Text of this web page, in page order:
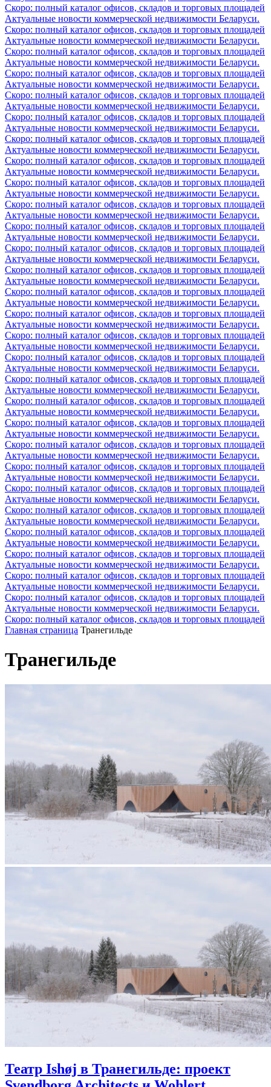
Скоро: полный каталог офисов, складов и торговых площадей
Актуальные новости коммерческой недвижимости Беларуси.
Скоро: полный каталог офисов, складов и торговых площадей
Актуальные новости коммерческой недвижимости Беларуси.
Скоро: полный каталог офисов, складов и торговых площадей
Актуальные новости коммерческой недвижимости Беларуси.
Скоро: полный каталог офисов, складов и торговых площадей
Актуальные новости коммерческой недвижимости Беларуси.
Скоро: полный каталог офисов, складов и торговых площадей
Актуальные новости коммерческой недвижимости Беларуси.
Скоро: полный каталог офисов, складов и торговых площадей
Актуальные новости коммерческой недвижимости Беларуси.
Скоро: полный каталог офисов, складов и торговых площадей
Актуальные новости коммерческой недвижимости Беларуси.
Скоро: полный каталог офисов, складов и торговых площадей
Актуальные новости коммерческой недвижимости Беларуси.
Скоро: полный каталог офисов, складов и торговых площадей
Актуальные новости коммерческой недвижимости Беларуси.
Скоро: полный каталог офисов, складов и торговых площадей
Актуальные новости коммерческой недвижимости Беларуси.
Скоро: полный каталог офисов, складов и торговых площадей
Актуальные новости коммерческой недвижимости Беларуси.
Скоро: полный каталог офисов, складов и торговых площадей
Актуальные новости коммерческой недвижимости Беларуси.
Скоро: полный каталог офисов, складов и торговых площадей
Актуальные новости коммерческой недвижимости Беларуси.
Скоро: полный каталог офисов, складов и торговых площадей
Актуальные новости коммерческой недвижимости Беларуси.
Скоро: полный каталог офисов, складов и торговых площадей
Актуальные новости коммерческой недвижимости Беларуси.
Скоро: полный каталог офисов, складов и торговых площадей
Актуальные новости коммерческой недвижимости Беларуси.
Скоро: полный каталог офисов, складов и торговых площадей
Актуальные новости коммерческой недвижимости Беларуси.
Скоро: полный каталог офисов, складов и торговых площадей
Актуальные новости коммерческой недвижимости Беларуси.
Скоро: полный каталог офисов, складов и торговых площадей
Актуальные новости коммерческой недвижимости Беларуси.
Скоро: полный каталог офисов, складов и торговых площадей
Актуальные новости коммерческой недвижимости Беларуси.
Скоро: полный каталог офисов, складов и торговых площадей
Актуальные новости коммерческой недвижимости Беларуси.
Скоро: полный каталог офисов, складов и торговых площадей
Актуальные новости коммерческой недвижимости Беларуси.
Скоро: полный каталог офисов, складов и торговых площадей
Актуальные новости коммерческой недвижимости Беларуси.
Скоро: полный каталог офисов, складов и торговых площадей
Актуальные новости коммерческой недвижимости Беларуси.
Скоро: полный каталог офисов, складов и торговых площадей
Актуальные новости коммерческой недвижимости Беларуси.
Скоро: полный каталог офисов, складов и торговых площадей
Актуальные новости коммерческой недвижимости Беларуси.
Скоро: полный каталог офисов, складов и торговых площадей
Актуальные новости коммерческой недвижимости Беларуси.
Скоро: полный каталог офисов, складов и торговых площадей
Актуальные новости коммерческой недвижимости Беларуси.
Скоро: полный каталог офисов, складов и торговых площадей
Главная страница Транегильде
Транегильде
Театр Ishøj в Транегильде: проект